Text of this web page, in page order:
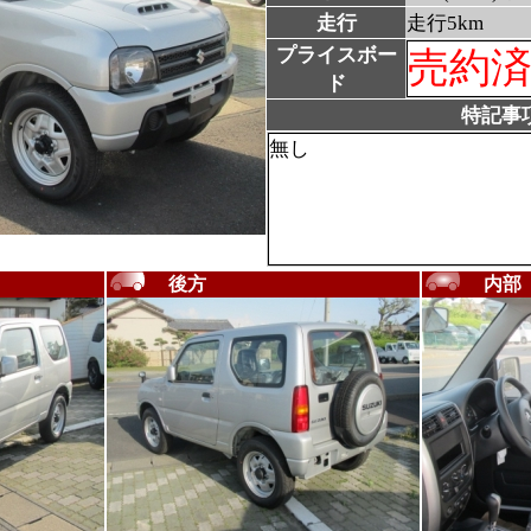
走行
走行5km
プライスボー
ド
売約
特記事
無し
後方 内部